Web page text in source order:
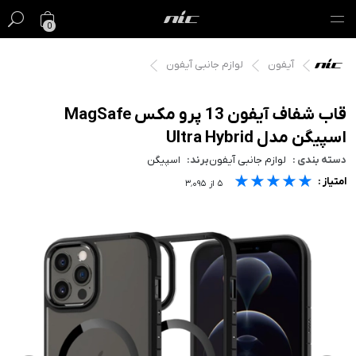
0
گیفت کارت
فروش ویژه
مک
آیفون
ایرپاد
اپل واچ
لوازم جانبی
آیفون لوازم جانبی آیفون
قاب شفاف آیفون 13 پرو مکس MagSafe
اسپیگن مدل Ultra Hybrid
دسته بندی : لوازم جانبی آیفونبرند: اسپیگن
امتیاز : ★★★★★
★★★★★
★★★★★ ۵ از ۳٬۰۹۵